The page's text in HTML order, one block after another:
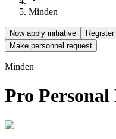
Minden
Now apply initiative
Make personnel request
Minden
Pro